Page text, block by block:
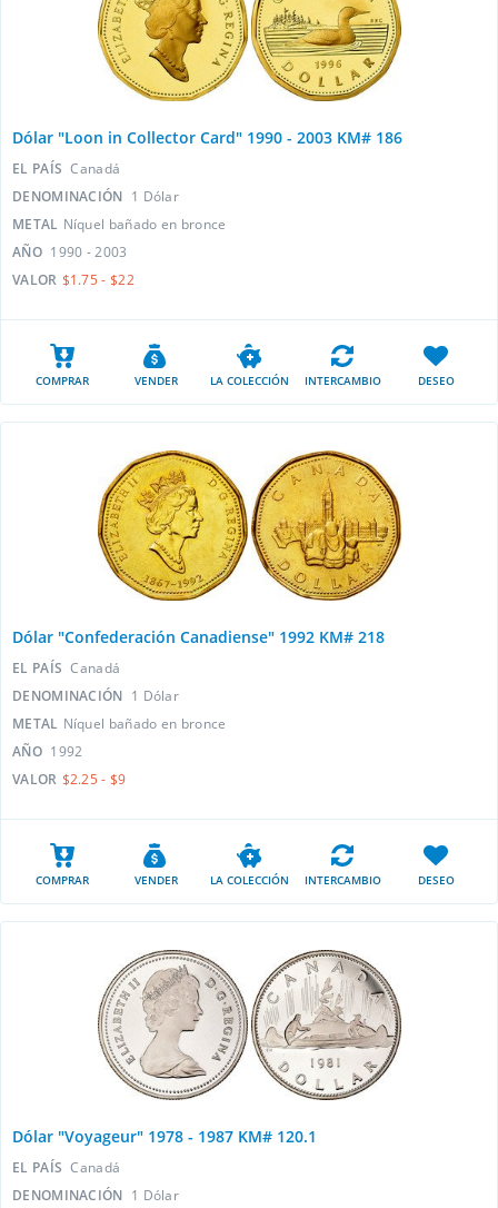
Dólar "Loon in Collector Card" 1990 - 2003 KM# 186
EL PAÍS Canadá
DENOMINACIÓN 1 Dólar
METAL Níquel bañado en bronce
AÑO 1990 - 2003
VALOR $1.75 - $22
COMPRAR VENDER LA COLECCIÓN INTERCAMBIO DESEO
Dólar "Confederación Canadiense" 1992 KM# 218
EL PAÍS Canadá
DENOMINACIÓN 1 Dólar
METAL Níquel bañado en bronce
AÑO 1992
VALOR $2.25 - $9
COMPRAR VENDER LA COLECCIÓN INTERCAMBIO DESEO
Dólar "Voyageur" ​​1978 - 1987 KM# 120.1
EL PAÍS Canadá
DENOMINACIÓN 1 Dólar